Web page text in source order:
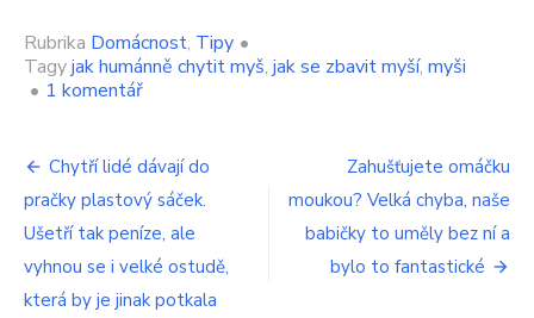
Rubrika Domácnost, Tipy •
Tagyjak humánně chytit myš, jak se zbavit myší, myši
• 1 komentářu
názvem
Rekordně
rychlá
likvidace
myší.
Vezměte
kýbl
Navigace
pro
příspěvek
Chytří lidé dávají do
pračky plastový sáček.
Ušetří tak peníze, ale
vyhnou se i velké ostudě,
která by je jinak potkala
Zahušťujete omáčku
moukou? Velká chyba, naše
babičky to uměly bez ní a
bylo to fantastické